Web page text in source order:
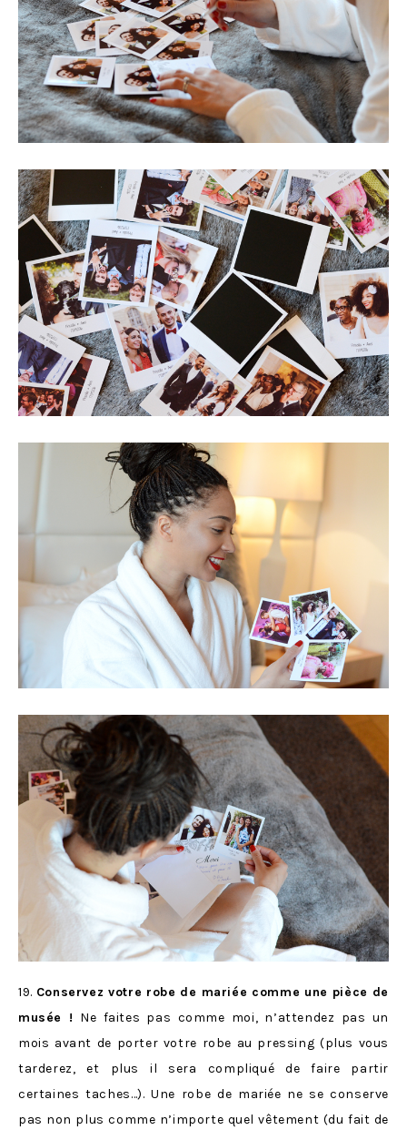
19. Conservez votre robe de mariée comme une pièce de
musée ! Ne faites pas comme moi, n’attendez pas un
mois avant de porter votre robe au pressing (plus vous
tarderez, et plus il sera compliqué de faire partir
certaines taches…). Une robe de mariée ne se conserve
pas non plus comme n’importe quel vêtement (du fait de